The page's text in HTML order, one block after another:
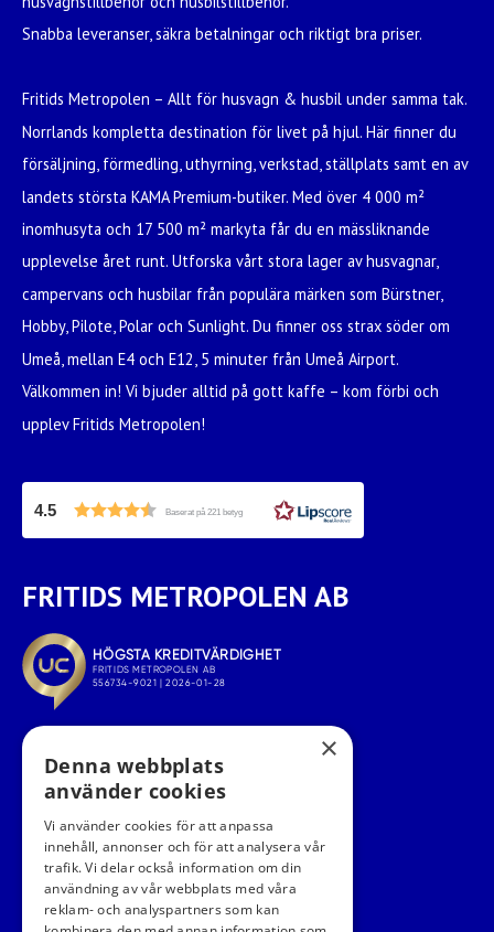
Snabba leveranser, säkra betalningar och riktigt bra priser.
Fritids Metropolen – Allt för husvagn & husbil under samma tak.
Norrlands kompletta destination för livet på hjul. Här finner du
försäljning, förmedling, uthyrning, verkstad, ställplats samt en av
landets största KAMA Premium-butiker. Med över 4 000 m²
inomhusyta och 17 500 m² markyta får du en mässliknande
upplevelse året runt. Utforska vårt stora lager av husvagnar,
campervans och husbilar från populära märken som Bürstner,
Hobby, Pilote, Polar och Sunlight. Du finner oss strax söder om
Umeå, mellan E4 och E12, 5 minuter från Umeå Airport.
Välkommen in! Vi bjuder alltid på gott kaffe – kom förbi och
upplev Fritids Metropolen!
4.5 Baserat på 221 betyg
FRITIDS METROPOLEN AB
FÖLJ OSS I SOCIALA MEDIER
×
Denna webbplats
använder cookies
Vi använder cookies för att anpassa
innehåll, annonser och för att analysera vår
trafik. Vi delar också information om din
användning av vår webbplats med våra
reklam- och analyspartners som kan